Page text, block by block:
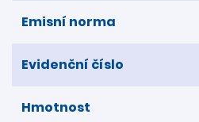
Emisní norma
Evidenční číslo
Hmotnost